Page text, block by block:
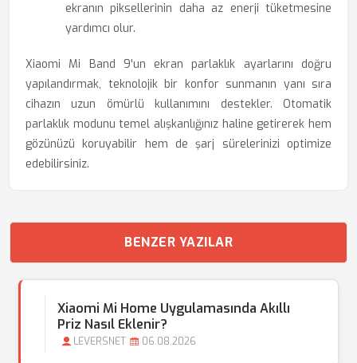
ekranın piksellerinin daha az enerji tüketmesine
yardımcı olur.
Xiaomi Mi Band 9'un ekran parlaklık ayarlarını doğru
yapılandırmak, teknolojik bir konfor sunmanın yanı sıra
cihazın uzun ömürlü kullanımını destekler. Otomatik
parlaklık modunu temel alışkanlığınız haline getirerek hem
gözünüzü koruyabilir hem de şarj sürelerinizi optimize
edebilirsiniz.
BENZER YAZILAR
Xiaomi Mi Home Uygulamasında Akıllı
Priz Nasıl Eklenir?
LEVERSNET 06.08.2026